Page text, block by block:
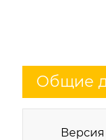
Общие
Версия